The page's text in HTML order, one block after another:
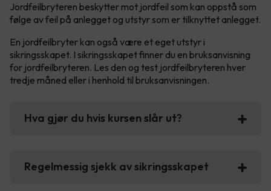
Jordfeilbryteren beskytter mot jordfeil som kan oppstå som
følge av feil på anlegget og utstyr som er tilknyttet anlegget.
En jordfeilbryter kan også være et eget utstyr i
sikringsskapet. I sikringsskapet finner du en bruksanvisning
for jordfeilbryteren. Les den og test jordfeilbryteren hver
tredje måned eller i henhold til bruksanvisningen.
Hva gjør du hvis kursen slår ut?
Regelmessig sjekk av sikringsskapet